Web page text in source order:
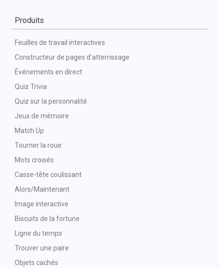
Produits
Feuilles de travail interactives
Constructeur de pages d'atterrissage
Événements en direct
Quiz Trivia
Quiz sur la personnalité
Jeux de mémoire
Match Up
Tourner la roue
Mots croisés
Casse-tête coulissant
Alors/Maintenant
Image interactive
Biscuits de la fortune
Ligne du temps
Trouver une paire
Objets cachés